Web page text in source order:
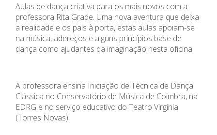
Aulas de dança criativa para os mais novos com a
professora Rita Grade. Uma nova aventura que deixa
a realidade e os pais à porta, estas aulas apoiam-se
na música, adereços e alguns princípios base de
dança como ajudantes da imaginação nesta oficina.
A professora ensina Iniciação de Técnica de Dança
Clássica no Conservatório de Música de Coimbra, na
EDRG e no serviço educativo do Teatro Virgínia
(Torres Novas).